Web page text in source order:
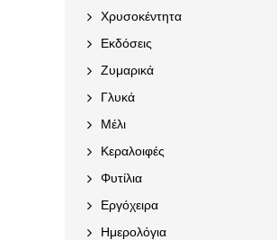
Χρυσοκέντητα
Εκδόσεις
Ζυμαρικά
Γλυκά
Μέλι
Κεραλοιφές
Φυτίλια
Εργόχειρα
Ημερολόγια